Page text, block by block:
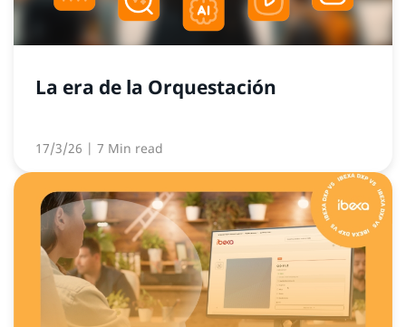
La era de la Orquestación
17/3/26 | 7 Min read